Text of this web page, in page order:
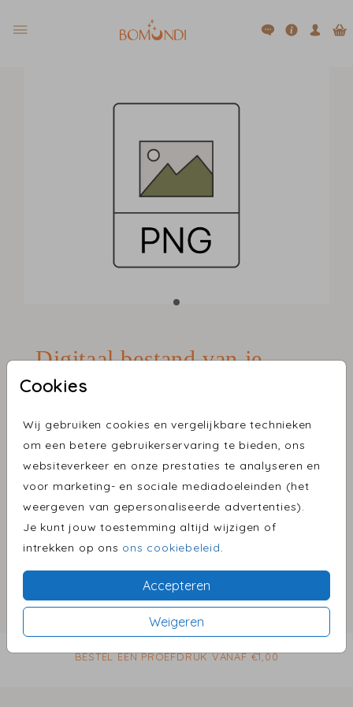
Cookies
Wij gebruiken cookies en vergelijkbare technieken
om een betere gebruikerservaring te bieden, ons
websiteverkeer en onze prestaties te analyseren en
voor marketing- en sociale mediadoeleinden (het
weergeven van gepersonaliseerde advertenties).
Je kunt jouw toestemming altijd wijzigen of
intrekken op ons ons cookiebeleid.
Accepteren
Weigeren
Digitaal bestand van je
ontwerp | € 9,95
Aantal x 1 serviceproducten Prijs:
€ 9,95
Omschrijving
Je kunt jouw ontwerp als digitaal bestand
als PNG-bestand per mail, binnen één werkdag.
per 1 serviceproducten
BESTEL EEN PROEFDRUK VANAF €1,00